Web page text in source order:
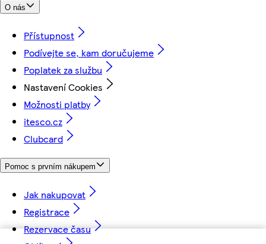
O nás
Přístupnost
Podívejte se, kam doručujeme
Poplatek za službu
Nastavení Cookies
Možnosti platby
itesco.cz
Clubcard
Pomoc s prvním nákupem
Jak nakupovat
Registrace
Rezervace času